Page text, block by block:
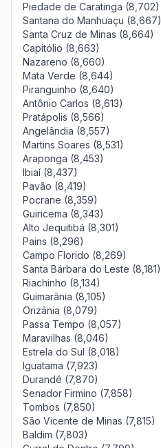
Piedade de Caratinga (8,702)
Santana do Manhuaçu (8,667)
Santa Cruz de Minas (8,664)
Capitólio (8,663)
Nazareno (8,660)
Mata Verde (8,644)
Piranguinho (8,640)
Antônio Carlos (8,613)
Pratápolis (8,566)
Angelândia (8,557)
Martins Soares (8,531)
Araponga (8,453)
Ibiaí (8,437)
Pavão (8,419)
Pocrane (8,359)
Guiricema (8,343)
Alto Jequitibá (8,301)
Pains (8,296)
Campo Florido (8,269)
Santa Bárbara do Leste (8,181)
Riachinho (8,134)
Guimarânia (8,105)
Orizânia (8,079)
Passa Tempo (8,057)
Maravilhas (8,046)
Estrela do Sul (8,018)
Iguatama (7,923)
Durandé (7,870)
Senador Firmino (7,858)
Tombos (7,850)
São Vicente de Minas (7,815)
Baldim (7,803)